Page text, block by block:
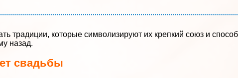
традиции, которые символизируют их крепкий союз и
назад.
свадьбы